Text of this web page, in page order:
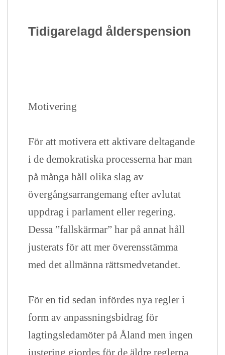
Tidigarelagd ålderspension
Motivering
För att motivera ett aktivare deltagande
i de demokratiska processerna har man
på många håll olika slag av
övergångsarrangemang efter avlutat
uppdrag i parlament eller regering.
Dessa ”fallskärmar” har på annat håll
justerats för att mer överensstämma
med det allmänna rättsmedvetandet.
För en tid sedan infördes nya regler i
form av anpassningsbidrag för
lagtingsledamöter på Åland men ingen
justering gjordes för de äldre reglerna